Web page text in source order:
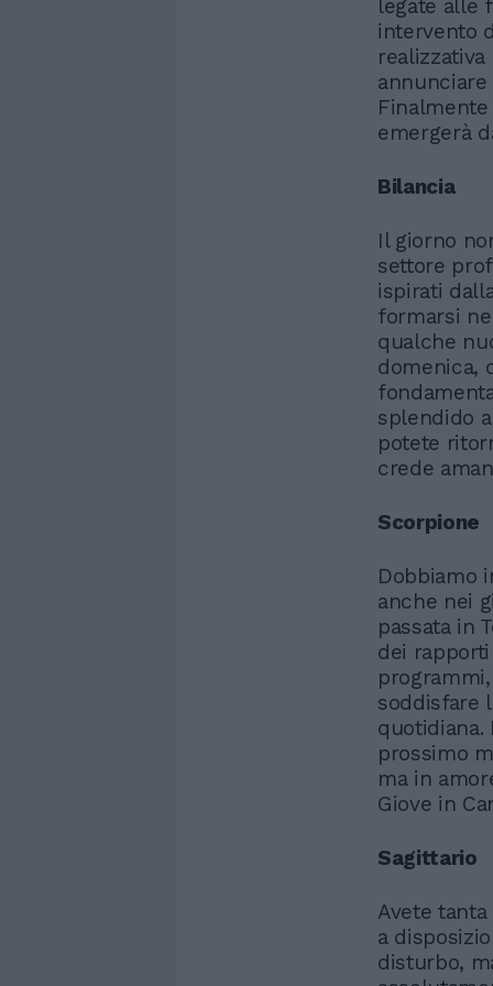
legate alle
intervento
emergerà
Bilancia
Il giorno
settore
ispirati
formarsi
qualche
domenica,
splendido
potete
crede
Scorpione
Dobbiamo
anche nei
passata in
dei
soddisfare
prossimo
ma in
Giove in
Sagittario
Avete
a
disturbo,